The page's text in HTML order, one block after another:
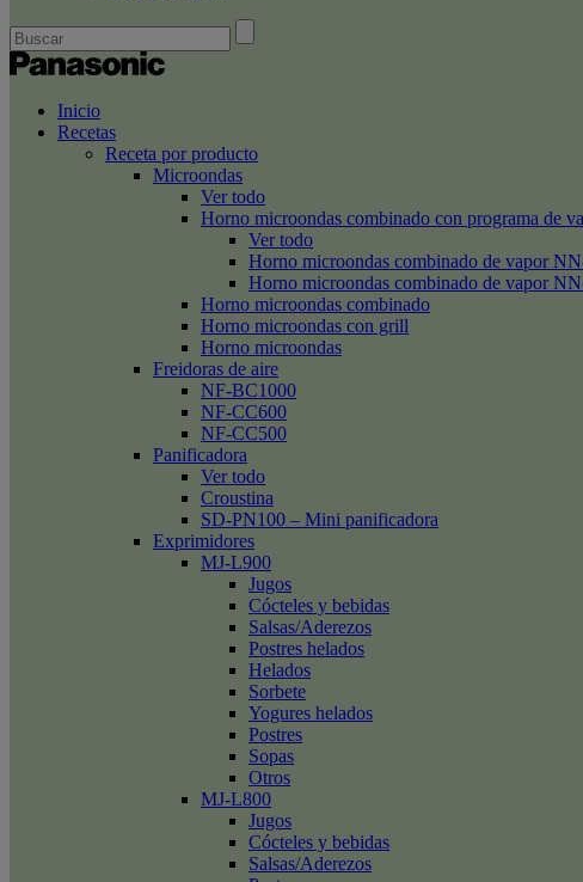
Inicio
Recetas
Receta por producto
Microondas
Ver todo
Horno microondas combinado con programa de
Ver todo
Horno microondas combinado de vapor
Horno microondas combinado de vapor
Horno microondas combinado
Horno microondas con grill
Horno microondas
Freidoras de aire
NF-BC1000
NF-CC600
NF-CC500
Panificadora
Ver todo
Croustina
SD-PN100 – Mini panificadora
Exprimidores
MJ-L900
Jugos
Cócteles y bebidas
Salsas/Aderezos
Postres helados
Helados
Sorbete
Yogures helados
Postres
Sopas
Otros
MJ-L800
Jugos
Cócteles y bebidas
Salsas/Aderezos